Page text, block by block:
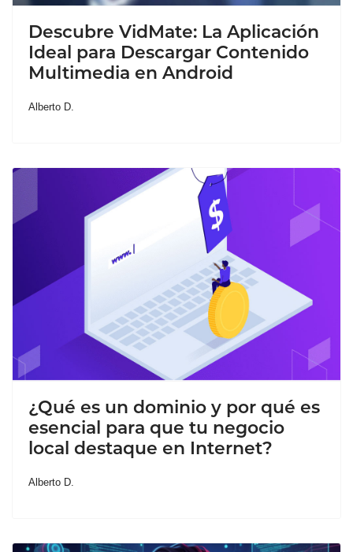
Descubre VidMate: La Aplicación
Ideal para Descargar Contenido
Multimedia en Android
Alberto D.
¿Qué es un dominio y por qué es
esencial para que tu negocio
local destaque en Internet?
Alberto D.